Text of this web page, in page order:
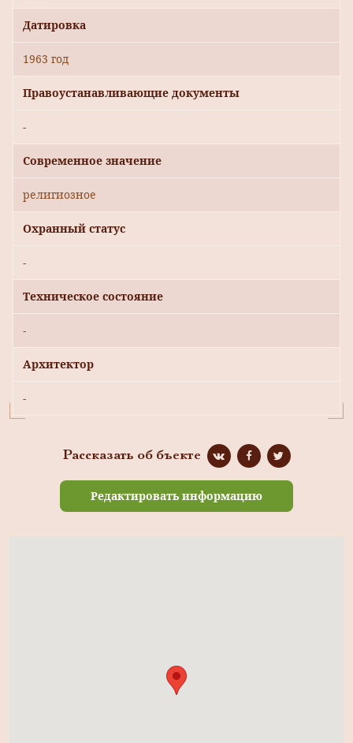
Датировка
1963 год
Правоустанавливающие документы
-
Современное значение
религиозное
Охранный статус
-
Техническое состояние
-
Архитектор
-
Рассказать об бъекте
Редактировать информацию